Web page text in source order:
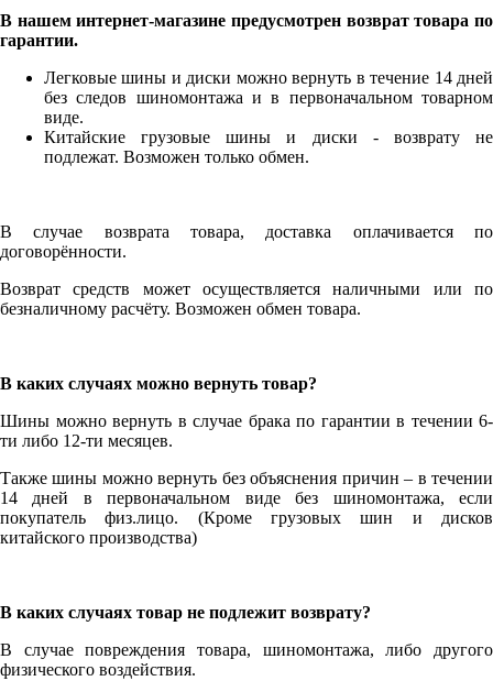
В нашем интернет-магазине предусмотрен возврат товара по
гарантии.
Легковые шины и диски можно вернуть в течение 14 дней
без следов шиномонтажа и в первоначальном товарном
виде.
Китайские грузовые шины и диски - возврату не
подлежат. Возможен только обмен.
В случае возврата товара, доставка оплачивается по
договорённости.
Возврат средств может осуществляется наличными или по
безналичному расчёту. Возможен обмен товара.
В каких случаях можно вернуть товар?
Шины можно вернуть в случае брака по гарантии в течении 6-
ти либо 12-ти месяцев.
Также шины можно вернуть без объяснения причин – в течении
14 дней в первоначальном виде без шиномонтажа, если
покупатель физ.лицо. (Кроме грузовых шин и дисков
китайского производства)
В каких случаях товар не подлежит возврату?
В случае повреждения товара, шиномонтажа, либо другого
физического воздействия.